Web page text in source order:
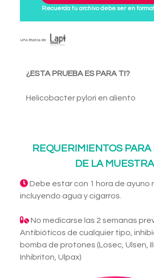
Recuerda tu archivo debe ser en
¿ESTA PRUEBA ES PARA TI?
Helicobacter pylori en aliento
REQUERIMIENTOS PARA
DE LA MUESTRA
Debe estar con 1 hora de ayuno
incluyendo agua y cigarros.
No medicarse las 2 semanas
Antibióticos de cualquier tipo,
bomba de protones (Losec, Ulsen,
Inhibriton, Ulpax)